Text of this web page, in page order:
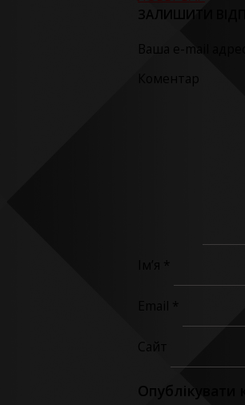
ЗАЛИШИТИ
Ваша e-mail
Коментар
Сайт